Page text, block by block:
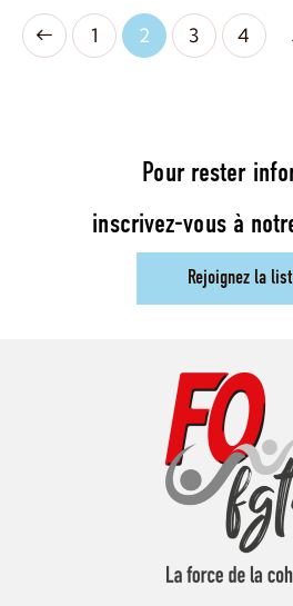
1 2 3 4
Pour rester
inscrivez-vous à
Rejoignez la